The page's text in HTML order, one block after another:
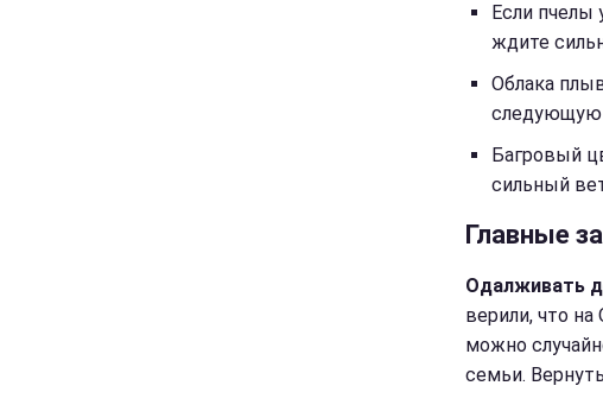
Если пчелы
ждите
Облака
следующую
Багровый
сильный
Главные
Одалживать
верили, что
можно
семьи.